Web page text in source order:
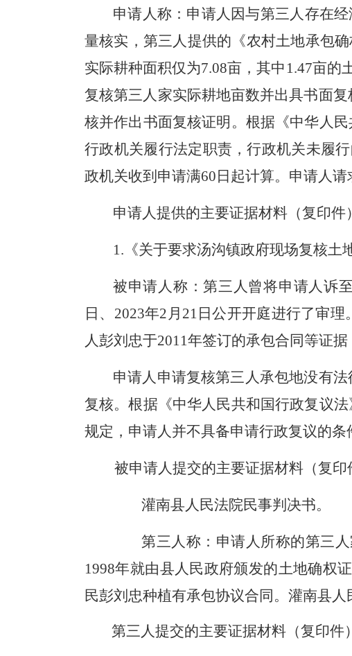
申请人称： 申请人 因与第三人存在
量核实， 第三人提供的《农村土地承包
实际耕种面积仅为7.08亩，其中1.47亩的
复核第三人 家实际耕地亩数并出具书面
核并作出书面复核证明。根据《中华人
行政机关履行法定职责，行政机关未履
政机关收到申请满60日起计算。 申请人请
申请人提供的主要证据材料（复印件）
1.《关于要求汤沟镇政府现场复核土
被申请人称 ：第三人曾将申请人诉
日、2023年2月21日公开开庭进行了审
人彭刘忠于2011年签订的承包合同等证
申请人申请复核第三人承包地没有
复核。根据《中华人民共和国行政复议
规定，申请人并不具备申请行政复议的条
被申请人提交的主要证据材料（复印
灌南县人民法院民事判决书。
第三人称：申请人所称的第三人
1998年就由县人民政府颁发的土地确权
民彭刘忠种植有承包协议合同。灌南县
第三人提交的主要证据材料（复印件